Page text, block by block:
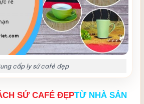
cấp ly sứ café đẹp
SỨ CAFÉ ĐẸPTỪ NHÀ SẢN